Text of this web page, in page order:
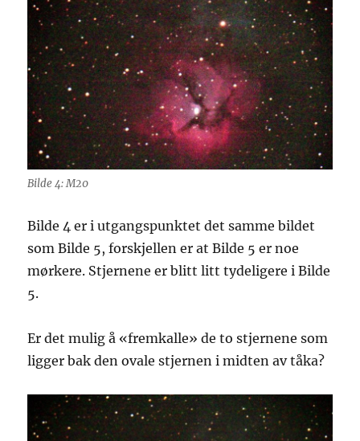
Bilde 4: M20
Bilde 4 er i utgangspunktet det samme bildet
som Bilde 5, forskjellen er at Bilde 5 er noe
mørkere. Stjernene er blitt litt tydeligere i Bilde
5.
Er det mulig å «fremkalle» de to stjernene som
ligger bak den ovale stjernen i midten av tåka?